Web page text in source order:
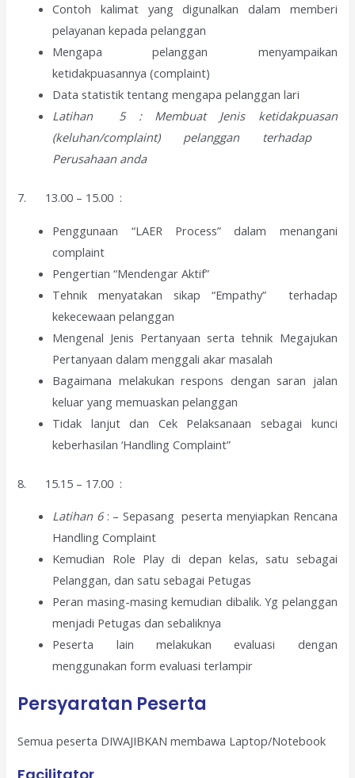
Contoh kalimat yang digunalkan dalam memberi
pelayanan kepada pelanggan
Mengapa pelanggan menyampaikan
ketidakpuasannya (complaint)
Data statistik tentang mengapa pelanggan lari
Latihan 5 : Membuat Jenis ketidakpuasan
(keluhan/complaint) pelanggan terhadap
Perusahaan anda
7. 13.00 – 15.00 :
Penggunaan “LAER Process” dalam menangani
complaint
Pengertian “Mendengar Aktif”
Tehnik menyatakan sikap “Empathy” terhadap
kekecewaan pelanggan
Mengenal Jenis Pertanyaan serta tehnik Megajukan
Pertanyaan dalam menggali akar masalah
Bagaimana melakukan respons dengan saran jalan
keluar yang memuaskan pelanggan
Tidak lanjut dan Cek Pelaksanaan sebagai kunci
keberhasilan ‘Handling Complaint”
8. 15.15 – 17.00 :
Latihan 6 : – Sepasang peserta menyiapkan Rencana
Handling Complaint
Kemudian Role Play di depan kelas, satu sebagai
Pelanggan, dan satu sebagai Petugas
Peran masing-masing kemudian dibalik. Yg pelanggan
menjadi Petugas dan sebaliknya
Peserta lain melakukan evaluasi dengan
menggunakan form evaluasi terlampir
Persyaratan Peserta
Semua peserta DIWAJIBKAN membawa Laptop/Notebook